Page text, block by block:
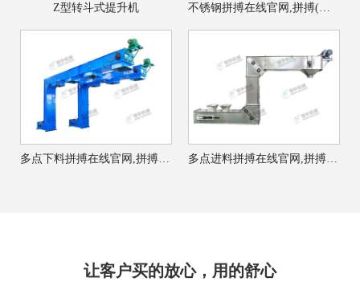
Z型转斗式提升机 不锈钢拼搏在线官网,拼搏(中国)
让客户买的放心，用的舒心